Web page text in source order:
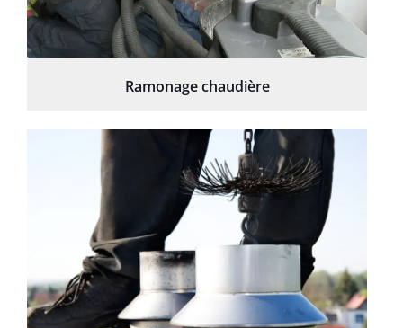
Ramonage chaudière